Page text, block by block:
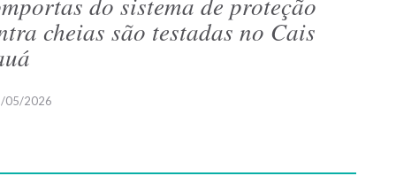
cheias são testadas no Cais
05/2026